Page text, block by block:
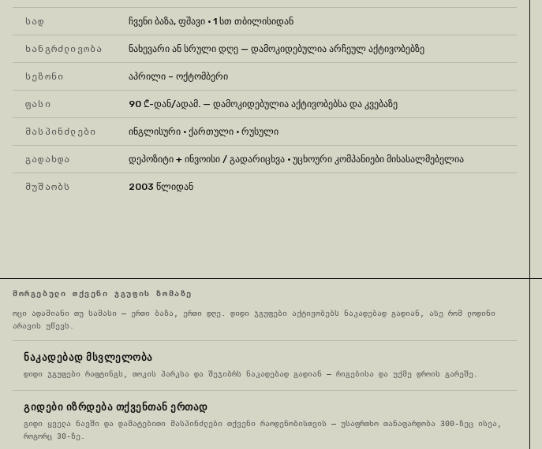
ᲡᲐᲓ ჩვენი ბაზა, ფშავი · 1 სთ თბილისიდან
ᲮᲐᲜᲒᲠᲫᲚᲘᲕᲝᲑᲐ ნახევარი ან სრული დღე — დამოკიდებულია არჩეულ აქტივობებზე
ᲡᲔᲖᲝᲜᲘ აპრილი – ოქტომბერი
ᲤᲐᲡᲘ 90 ₾-დან/ადამ. — დამოკიდებულია აქტივობებსა და კვებაზე
ᲛᲐᲡᲞᲘᲜᲫᲚᲔᲑᲘ ინგლისური · ქართული · რუსული
ᲒᲐᲓᲐᲮᲓᲐ დეპოზიტი + ინვოისი / გადარიცხვა · უცხოური კომპანიები მისასალმებელია
ᲛᲣᲨᲐᲝᲑᲡ 2003 წლიდან
ᲛᲝᲠᲒᲔᲑᲣᲚᲘ ᲗᲥᲕᲔᲜᲘ ᲯᲒᲣᲤᲘᲡ ᲖᲝᲛᲐᲖᲔ
ოცი ადამიანი თუ სამასი — ერთი ბაზა, ერთი დღე. დიდი ჯგუფები აქტივობებს ნაკადებად გადიან, ასე რომ ლოდინი
არავის უწევს.
ᲜᲐᲙᲐᲓᲔᲑᲐᲓ ᲛᲡᲕᲚᲔᲚᲝᲑᲐ
დიდი ჯგუფები რაფტინგს, თოკის პარკსა და შეჯიბრს ნაკადებად გადიან — რიგებისა და უქმე დროის გარეშე.
ᲒᲘᲓᲔᲑᲘ ᲘᲖᲠᲓᲔᲑᲐ ᲗᲥᲕᲔᲜᲗᲐᲜ ᲔᲠᲗᲐᲓ
გიდი ყველა ნავში და დამატებითი მასპინძლები თქვენი რაოდენობისთვის — უსაფრთხო თანაფარდობა 300-ზეც ისეა,
როგორც 30-ზე.